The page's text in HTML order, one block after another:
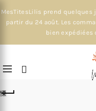
MesTitesLilis prend quelques
partir du 24 août. Les
bien expédiées